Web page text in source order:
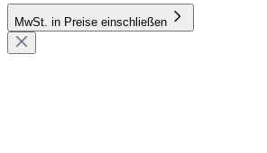
MwSt. in Preise einschließen